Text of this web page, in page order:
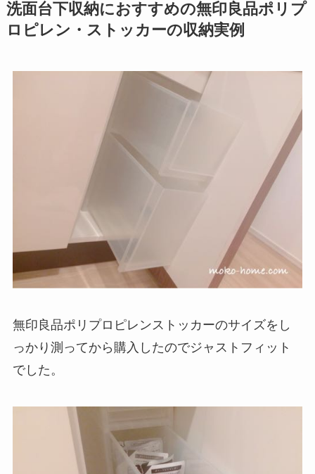
洗面台下収納におすすめの無印良品ポリプ
ロピレン・ストッカーの収納実例
無印良品ポリプロピレンストッカーのサイズをし
っかり測ってから購入したのでジャストフィット
でした。